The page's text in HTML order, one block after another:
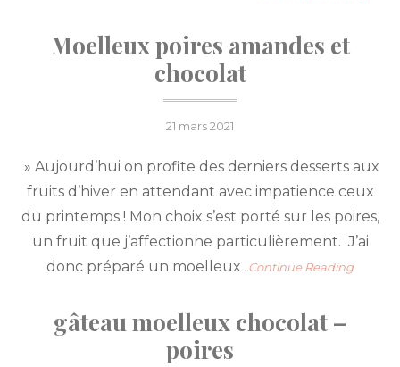
Moelleux poires amandes et
chocolat
Posted
21 mars 2021
» Aujourd’hui on profite des derniers desserts aux
fruits d’hiver en attendant avec impatience ceux
du printemps ! Mon choix s’est porté sur les poires,
un fruit que j’affectionne particulièrement. J’ai
donc préparé un moelleux…Continue Reading
gâteau moelleux chocolat –
poires